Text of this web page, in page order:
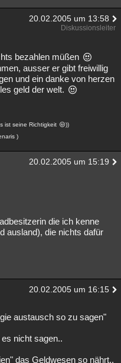
20.02.2005 um 13:58
Diskussionsleiter
bezahlen müßen
ausser er gibt freiwillig
und ein danke von herzen
geld der welt.
ist seine Richtigkeit
))
)
20.02.2005 um 15:19
die ich kenne
ausland), die nichts dafür
20.02.2005 um 16:15
austausch so zu sagen"
nicht sagen..
das Geldwesen so nährt..